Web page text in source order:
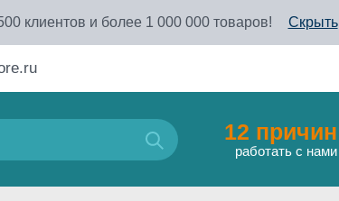
клиентов и более 1 000 000 товаров! Скрыть
12 причин
работать с нами